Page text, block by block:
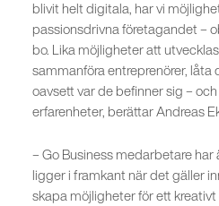
blivit helt digitala, har vi
passionsdrivna företagandet –
bo. Lika möjligheter att
sammanföra entreprenörer,
oavsett var de befinner sig –
erfarenheter, berättar Andreas
– Go Business medarbetare
ligger i framkant när det gäller
skapa möjligheter för ett